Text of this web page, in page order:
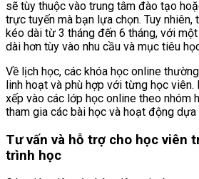
sẽ tùy thuộc vào trung tâm đào tạo
trực tuyến mà bạn lựa chọn. Tuy
kéo dài từ 3 tháng đến 6 tháng, với
dài hơn tùy vào nhu cầu và mục tiêu
Về lịch học, các khóa học online
linh hoạt và phù hợp với từng học
xếp vào các lớp học online theo nhóm
tham gia các bài học và hoạt động
Tư vấn và hỗ trợ cho học viên
trình học